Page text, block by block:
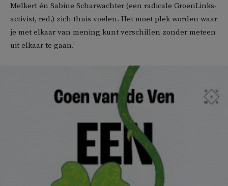
Melkert én Sabine Scharwachter (een radicale GroenLinks-
activist, red.) zich thuis voelen. Het moet plek worden waar
je met elkaar van mening kunt verschillen zonder meteen
uit elkaar te gaan.’